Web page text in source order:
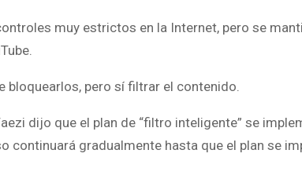
muy estrictos en la Internet, pero se
bloquearlos, pero sí filtrar el contenido.
dijo que el plan de “filtro inteligente” se
continuará gradualmente hasta que el plan se